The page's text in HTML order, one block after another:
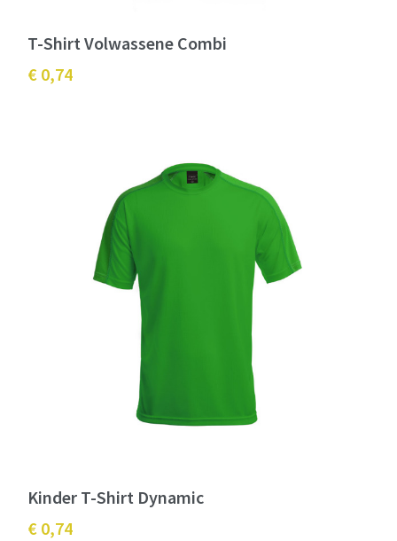
T-Shirt Volwassene Combi
€ 0,74
Kinder T-Shirt Dynamic
€ 0,74